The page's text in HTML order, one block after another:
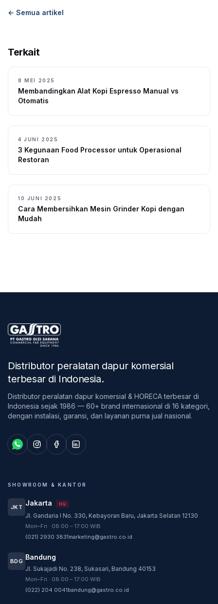
← Semua artikel
Terkait
8 MEI 2025
Membandingkan Alat Kopi Espresso Manual vs
Otomatis
4 JUNI 2025
3 Kegunaan Food Processor untuk Operasional
Restoran
10 JUNI 2025
Cara Membersihkan Mesin Grinder Kopi dengan
Mudah
Distributor peralatan dapur komersial
terbesar di Indonesia.
Distributor peralatan dapur komersial & HORECA terbesar di
Indonesia sejak 1986 — 60+ brand internasional di 16 kategori,
dengan instalasi, garansi, dan layanan purna jual nasional.
SHOWROOM & KANTOR
JKT Jakarta HQ
Jl. Gandaria I No. 330, Kebayoran Baru, Jakarta Selatan 12130
Mon–Fri · 08:00 – 17:00 WIB
(021) 2930 3831marketing@gastro.co.id
BDG Bandung
Jl. Sukajadi No. 238, Sukasari, Bandung 40153
Mon–Fri · 08:00 – 17:00 WIB
(022) 204 0041bandung@gastro.co.id
Customer Service
sesuai kebutuhan Anda.
Tim biasanya membalas dalam beberapa menit.
CS - Tanya Produk Gastro